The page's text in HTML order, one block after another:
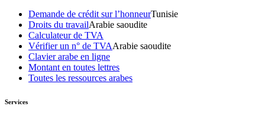
Demande de crédit sur l’honneurTunisie
Droits du travailArabie saoudite
Calculateur de TVA
Vérifier un n° de TVAArabie saoudite
Clavier arabe en ligne
Montant en toutes lettres
Toutes les ressources arabes
Services